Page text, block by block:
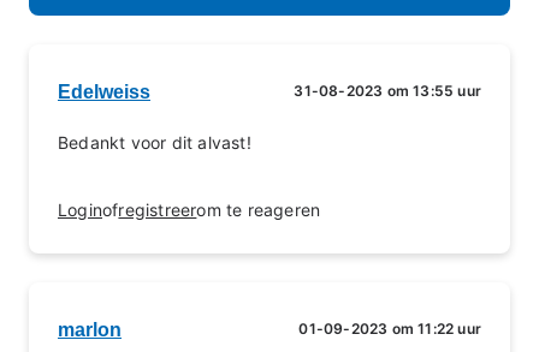
Edelweiss 31-08-2023 om 13:55 uur
Bedankt voor dit alvast!
Loginofregistreerom te reageren
marlon 01-09-2023 om 11:22 uur